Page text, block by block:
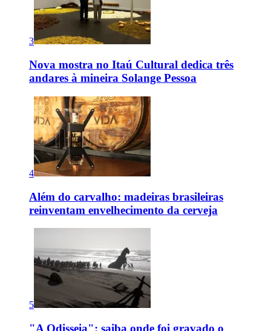
3
Nova mostra no Itaú Cultural dedica três
andares à mineira Solange Pessoa
4
Além do carvalho: madeiras brasileiras
reinventam envelhecimento da cerveja
5
"A Odisseia": saiba onde foi gravado o